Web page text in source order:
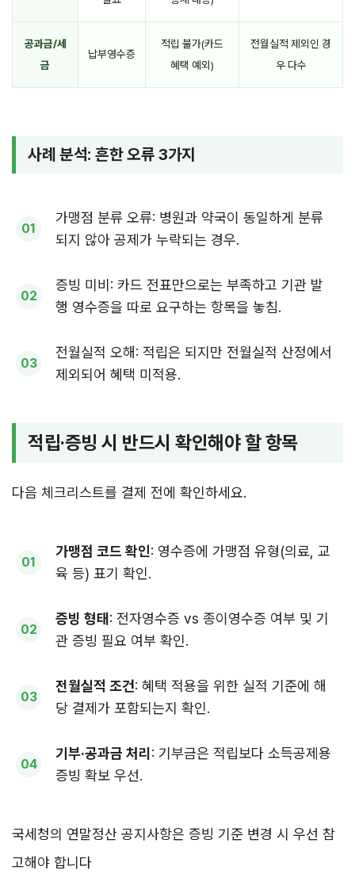
공과금/세
금
납부영수증
적립 불가(카드
혜택 예외)
전월실적 제외인 경
우 다수
사례 분석: 흔한 오류 3가지
가맹점 분류 오류: 병원과 약국이 동일하게 분류
되지 않아 공제가 누락되는 경우.
증빙 미비: 카드 전표만으로는 부족하고 기관 발
행 영수증을 따로 요구하는 항목을 놓침.
전월실적 오해: 적립은 되지만 전월실적 산정에서
제외되어 혜택 미적용.
적립·증빙 시 반드시 확인해야 할 항목
다음 체크리스트를 결제 전에 확인하세요.
가맹점 코드 확인: 영수증에 가맹점 유형(의료, 교
육 등) 표기 확인.
증빙 형태: 전자영수증 vs 종이영수증 여부 및 기
관 증빙 필요 여부 확인.
전월실적 조건: 혜택 적용을 위한 실적 기준에 해
당 결제가 포함되는지 확인.
기부·공과금 처리: 기부금은 적립보다 소득공제용
증빙 확보 우선.
국세청의 연말정산 공지사항은 증빙 기준 변경 시 우선 참
고해야 합니다